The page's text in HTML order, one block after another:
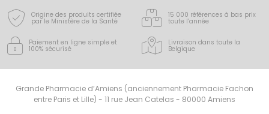
Origine des produits certifiée
par le Ministère de la Santé
15 000 références à bas prix
toute l’année
Paiement en ligne simple et
100% sécurisé
Livraison dans toute la
Belgique
Grande Pharmacie d’Amiens (anciennement Pharmacie Fachon
entre Paris et Lille) - 11 rue Jean Catelas - 80000 Amiens